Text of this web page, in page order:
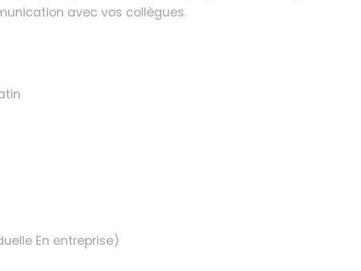
avec vos collègues.
En entreprise)